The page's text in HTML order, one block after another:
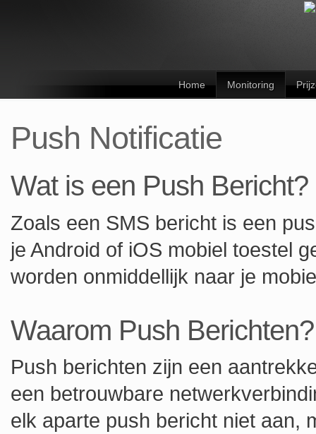
Home Monitoring
Push Notificatie
Wat is een Push Bericht?
Zoals een SMS bericht is een
je Android of iOS mobiel toestel
worden onmiddellijk naar je
Waarom Push Berichten?
Push berichten zijn een
een betrouwbare
elk aparte push bericht niet aan,